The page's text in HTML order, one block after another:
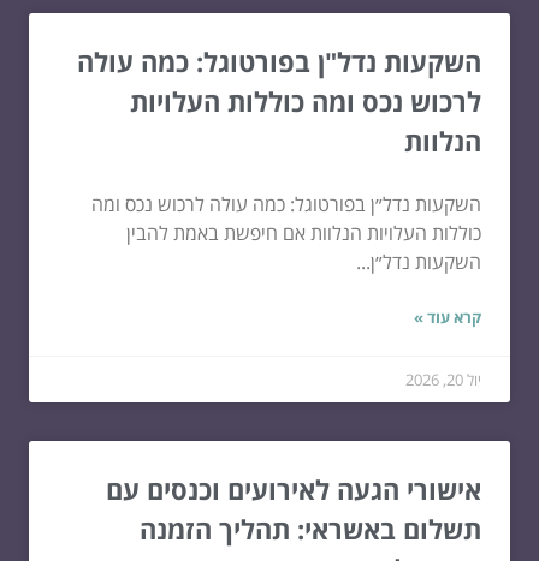
השקעות נדל"ן בפורטוגל: כמה עולה
לרכוש נכס ומה כוללות העלויות
הנלוות
השקעות נדל״ן בפורטוגל: כמה עולה לרכוש נכס ומה
כוללות העלויות הנלוות אם חיפשת באמת להבין
השקעות נדל״ן...
קרא עוד »
יול 20, 2026
אישורי הגעה לאירועים וכנסים עם
תשלום באשראי: תהליך הזמנה